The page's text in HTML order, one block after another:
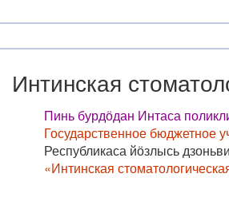
Интинская
Пинь бурдӧдан Интаса
Государственное бюджетное
Республикаса йӧзлысь
«Интинская